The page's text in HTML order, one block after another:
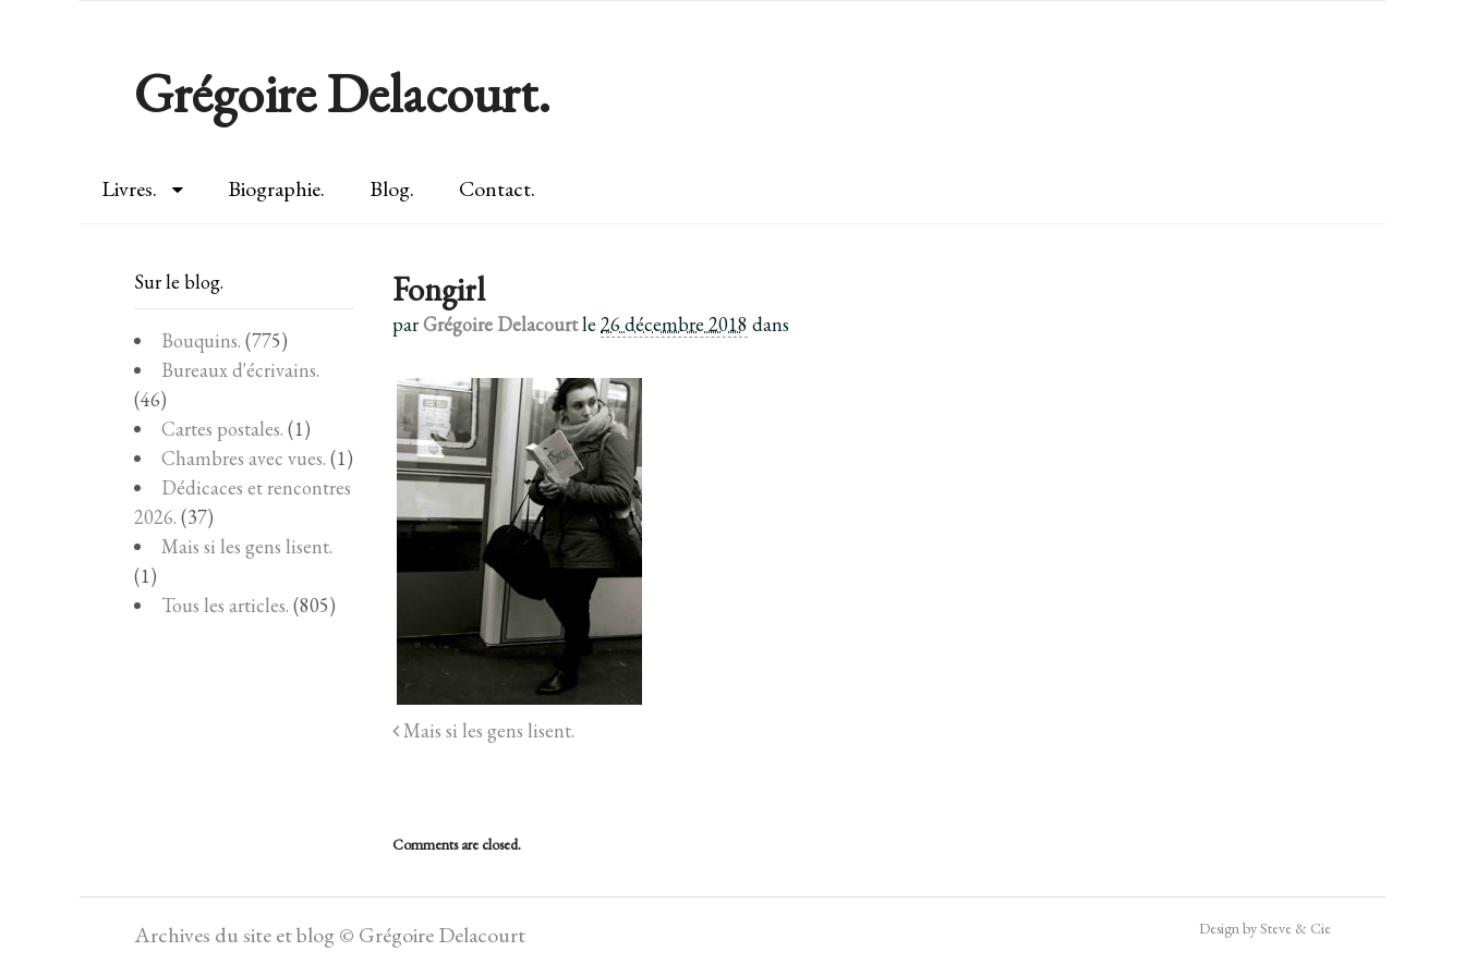
Grégoire Delacourt.
Livres. Biographie. Blog. Contact.
Fongirl
parGrégoire Delacourtle 26 décembre 2018 dans
Mais si les gens lisent.
Comments are closed.
Sur le blog.
Bouquins. (775)
Bureaux d'écrivains.
(46)
Cartes postales. (1)
Chambres avec vues. (1)
Dédicaces et rencontres
2026. (37)
Mais si les gens lisent.
(1)
Tous les articles. (805)
Archives du site et blog © Grégoire Delacourt Design by Steve & Cie